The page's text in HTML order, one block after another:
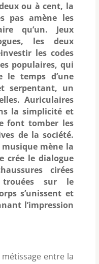
ou à cent, la
pas amène les
qu’un. Jeux
les deux
les codes
populaires, qui
le temps d’une
serpentant, un
Auriculaires
la simplicité et
font tomber les
de la société.
musique mène la
crée le dialogue
cirées
trouées sur le
s’unissent et
l’impression
métissage entre la